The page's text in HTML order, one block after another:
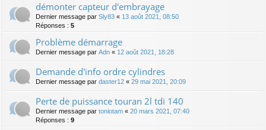
démonter capteur d'embrayage
Dernier message par Sly83 « 13 août 2021, 08:50
Réponses : 5
Problème démarrage
Dernier message par Adn « 12 août 2021, 18:28
Demande d'info ordre cylindres
Dernier message par daster12 « 29 mai 2021, 20:09
Perte de puissance touran 2l tdi 140
Dernier message par toniotam « 20 mars 2021, 07:40
Réponses : 9